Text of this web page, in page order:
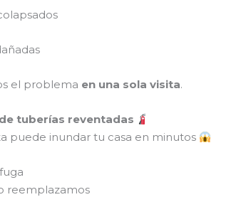
el problema en una sola visita.
tuberías reventadas
puede inundar tu casa en minutos
reemplazamos